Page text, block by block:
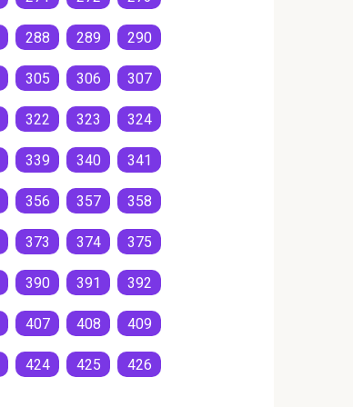
288 289 290
305 306 307
322 323 324
339 340 341
356 357 358
373 374 375
390 391 392
407 408 409
424 425 426